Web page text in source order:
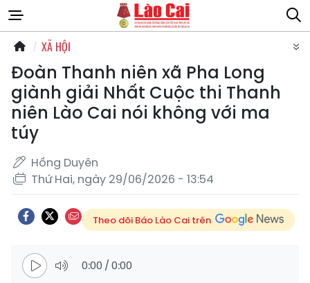
XÃ HỘI
Đoàn Thanh niên xã Pha Long
giành giải Nhất Cuộc thi Thanh
niên Lào Cai nói không với ma
túy
Hồng Duyên
Thứ Hai, ngày 29/06/2026 - 13:54
Theo dõi Báo Lào Cai trên
0:00 /0:00